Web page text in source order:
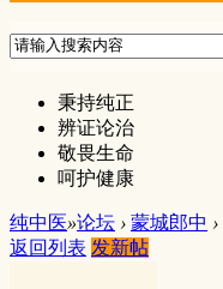
秉持纯正
辨证论治
敬畏生命
呵护健康
纯中医»论坛 › 蒙城郎中 ›
返回列表 发新帖